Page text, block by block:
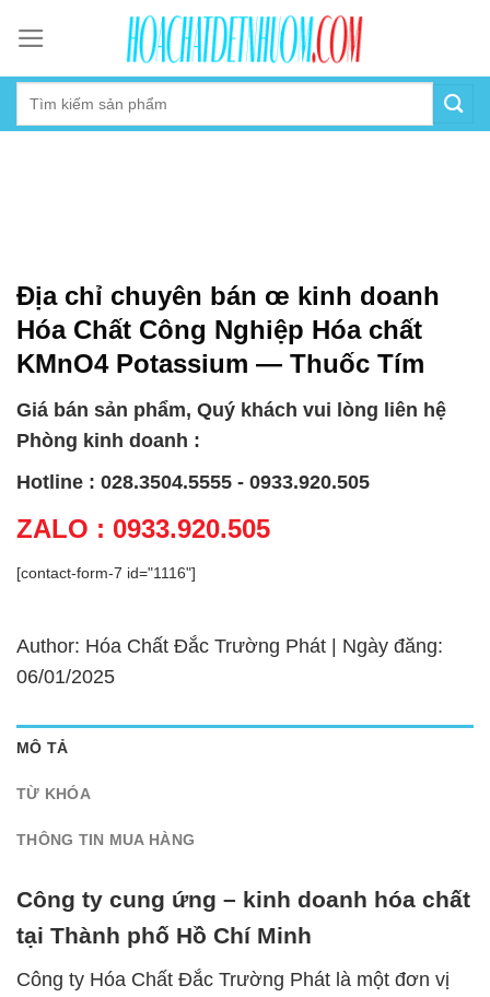
content
Địa chỉ chuyên bán œ kinh doanh
Hóa Chất Công Nghiệp Hóa chất
KMnO4 Potassium — Thuốc Tím
Giá bán sản phẩm, Quý khách vui lòng liên hệ
Phòng kinh doanh :
Hotline : 028.3504.5555 - 0933.920.505
ZALO : 0933.920.505
[contact-form-7 id="1116"]
Author: Hóa Chất Đắc Trường Phát | Ngày đăng:
06/01/2025
MÔ TẢ
TỪ KHÓA
THÔNG TIN MUA HÀNG
Công ty cung ứng – kinh doanh hóa chất
tại Thành phố Hồ Chí Minh
Công ty Hóa Chất Đắc Trường Phát là một đơn vị